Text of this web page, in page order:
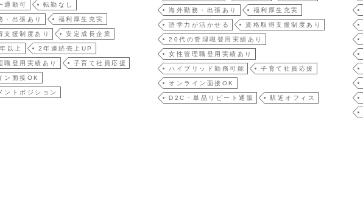
通勤可 転勤なし
・出張あり 福利厚生充実
支援制度あり 安定成長企業
以上 2年連続売上UP
職登用実績あり 子育て社員応援
ン面接OK
ントポジション
海外勤務・出張あり 福利厚生充実
語学力が活かせる 資格取得支援制度あり
20代の管理職登用実績あり
女性管理職登用実績あり
ハイブリッド勤務可能 子育て社員応援
オンライン面接OK
D2C・単品リピート通販 駅近オフィス